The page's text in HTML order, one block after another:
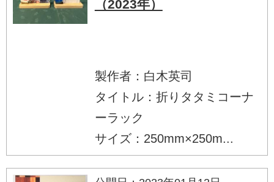
（2023年）
製作者：白木英司
タイトル：折りタタミコーナ
ーラック
サイズ：250mm×250m...